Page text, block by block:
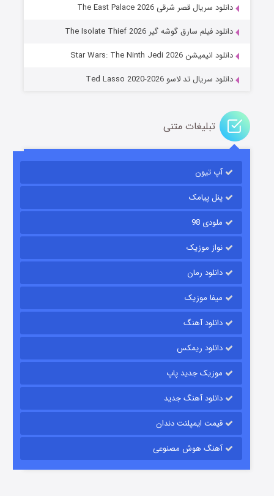
خاندان اژدها فصل ۳
قسمت۶ (زیرنویس) منتشر شد
قسمت
دانلود سریال قصر شرقی The East Palace 2026
دانلود فیلم سارق گوشه گیر The Isolate Thief 2026
دانلود انیمیشن Star Wars: The Ninth Jedi 2026
دانلود سریال تد لاسو Ted Lasso 2020-2026
تبلیغات متنی
آپ تیون
پنل پیامک
ملودی 98
نواز موزیک
دانلود رمان
میفا موزیک
دانلود آهنگ
دانلود ریمکس
موزیک جدید پاپ
دانلود آهنگ جدید
قیمت ایمپلنت دندان
آهنگ هوش مصنوعی